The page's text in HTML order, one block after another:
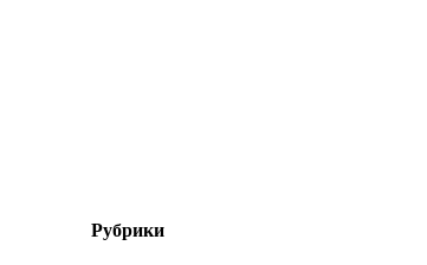
Рубрики